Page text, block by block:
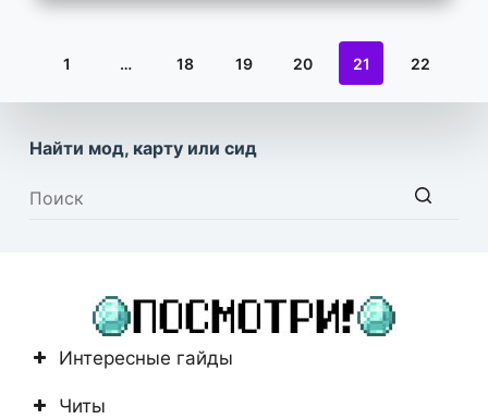
1 … 18 19 20 21 22
Найти мод, карту или сид
Интересные гайды
Читы